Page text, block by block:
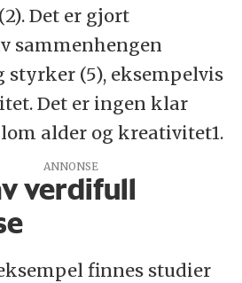
Det er gjort
sammenhengen
styrker (5), eksempelvis
Det er ingen klar
alder og kreativitet1.
verdifull
finnes studier